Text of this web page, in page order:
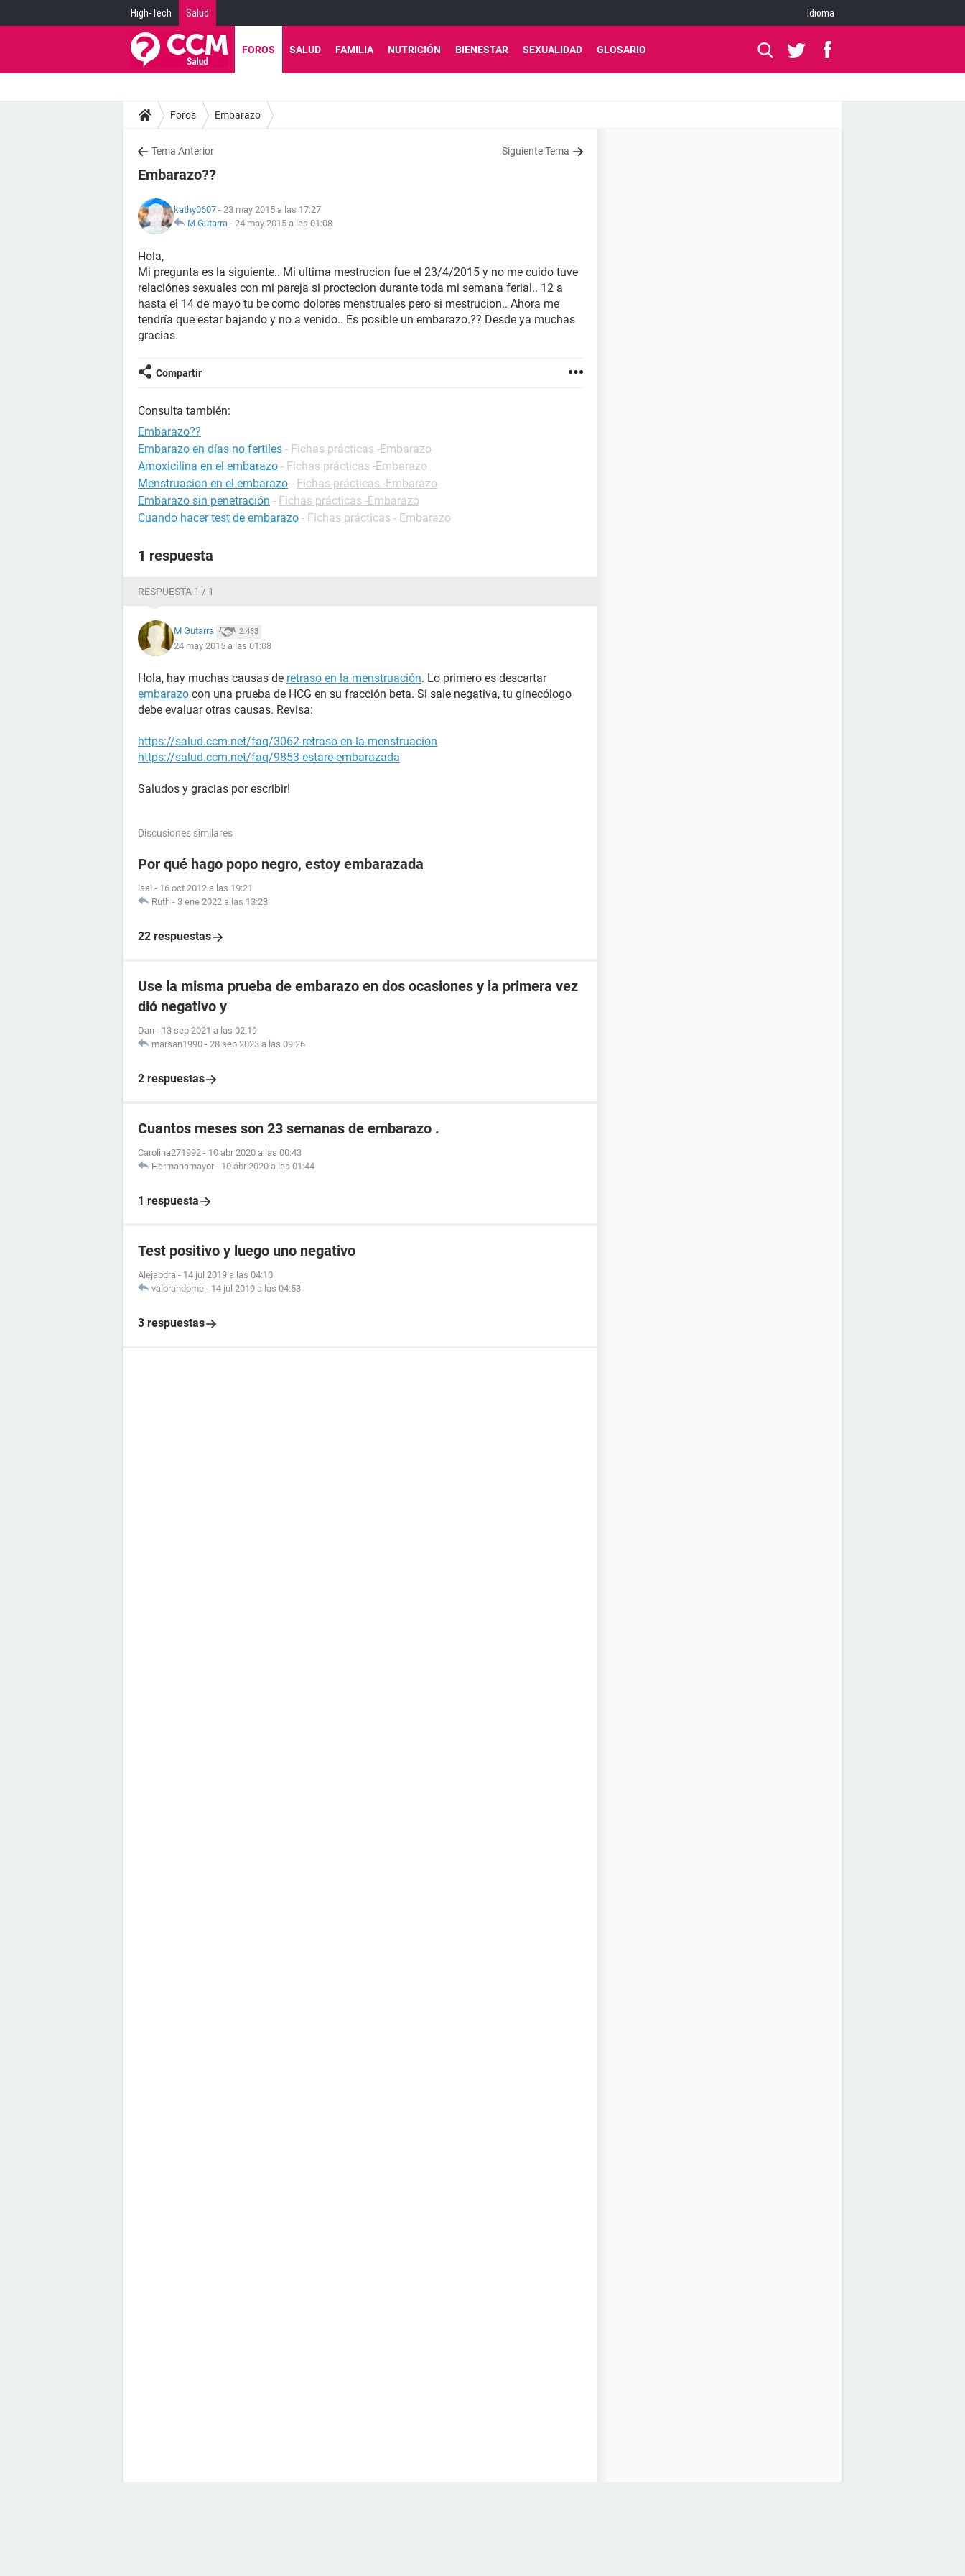
High-Tech Salud Idioma
FOROS SALUD FAMILIA NUTRICIÓN BIENESTAR SEXUALIDAD GLOSARIO
Foros Embarazo
Tema Anterior Siguiente Tema
Embarazo??
kathy0607 - 23 may 2015 a las 17:27
M Gutarra - 24 may 2015 a las 01:08
Hola,
Mi pregunta es la siguiente.. Mi ultima mestrucion fue el 23/4/2015 y no me cuido tuve
relaciónes sexuales con mi pareja si proctecion durante toda mi semana ferial.. 12 a
hasta el 14 de mayo tu be como dolores menstruales pero si mestrucion.. Ahora me
tendría que estar bajando y no a venido.. Es posible un embarazo.?? Desde ya muchas
gracias.
Compartir
Consulta también:
Embarazo??
Embarazo en días no fertiles - Fichas prácticas -Embarazo
Amoxicilina en el embarazo - Fichas prácticas -Embarazo
Menstruacion en el embarazo - Fichas prácticas -Embarazo
Embarazo sin penetración - Fichas prácticas -Embarazo
Cuando hacer test de embarazo - Fichas prácticas - Embarazo
1 respuesta
RESPUESTA 1 / 1
M Gutarra 2.433
24 may 2015 a las 01:08
Hola, hay muchas causas de retraso en la menstruación. Lo primero es descartar
embarazo con una prueba de HCG en su fracción beta. Si sale negativa, tu ginecólogo
debe evaluar otras causas. Revisa:
https://salud.ccm.net/faq/3062-retraso-en-la-menstruacion
https://salud.ccm.net/faq/9853-estare-embarazada
Saludos y gracias por escribir!
Discusiones similares
Por qué hago popo negro, estoy embarazada
isai - 16 oct 2012 a las 19:21
Ruth - 3 ene 2022 a las 13:23
22 respuestas
Use la misma prueba de embarazo en dos ocasiones y la primera vez
dió negativo y
Dan - 13 sep 2021 a las 02:19
marsan1990 - 28 sep 2023 a las 09:26
2 respuestas
Cuantos meses son 23 semanas de embarazo .
Carolina271992 - 10 abr 2020 a las 00:43
Hermanamayor - 10 abr 2020 a las 01:44
1 respuesta
Test positivo y luego uno negativo
Alejabdra - 14 jul 2019 a las 04:10
valorandome - 14 jul 2019 a las 04:53
3 respuestas